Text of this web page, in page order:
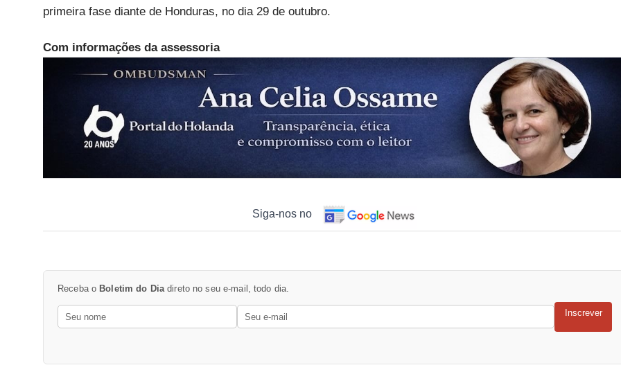
primeira fase diante de Honduras, no dia 29 de outubro.
Com informações da assessoria
Siga-nos no
Receba o Boletim do Dia direto no seu e-mail, todo dia.
Inscrever